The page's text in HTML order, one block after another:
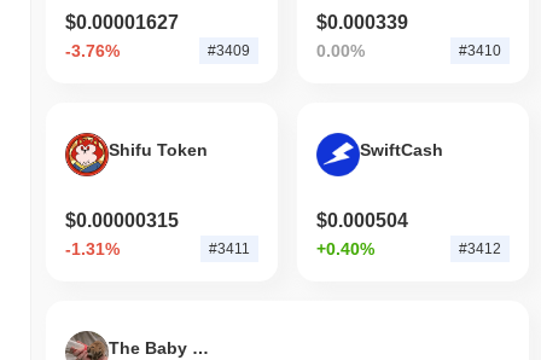
La capitalizzazione di mercato di H2O Dao è di circa
classificandolo al #3406 posto a livello mondiale per dimensione
Come si sta comportando H2O Dao rispetto al
mercato crypto più ampio?
sottoperformando il mercato crypto complessivo che ha registrato
un guadagno del
1.06%. Ciò indica un ritardo temporaneo
$0.00001627
-3.76% #3409
$0.000339
0.00% #3410
Shifu Token
$0.00000315
-1.31% #3411
SwiftCash
$0.000504
+0.40% #3412
The Baby Cheetah